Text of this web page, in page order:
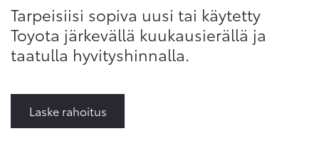
Tarpeisiisi sopiva uusi tai käytetty
Toyota järkevällä kuukausierällä ja
taatulla hyvityshinnalla.
Laske rahoitus